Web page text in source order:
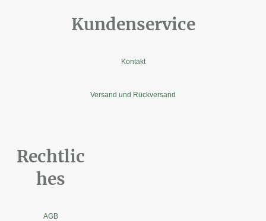
Kundenservice
Kontakt
Versand und Rückversand
Rechtlic
hes
AGB